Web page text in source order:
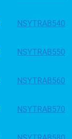
NSYTRAB540
NSYTRAB550
NSYTRAB560
NSYTRAB570